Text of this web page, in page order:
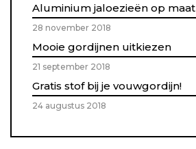
Aluminium jaloezieën op maat
28 november 2018
Mooie gordijnen uitkiezen
21 september 2018
Gratis stof bij je vouwgordijn!
24 augustus 2018